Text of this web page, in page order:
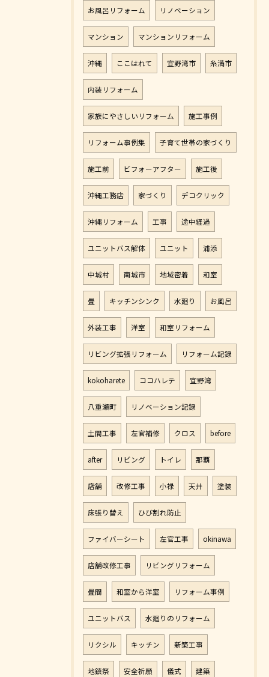
お風呂リフォーム リノベーション
マンション マンションリフォーム
沖縄 ここはれて 宜野湾市 糸満市
内装リフォーム
家族にやさしいリフォーム 施工事例
リフォーム事例集 子育て世帯の家づくり
施工前 ビフォーアフター 施工後
沖縄工務店 家づくり デコクリック
沖縄リフォーム 工事 途中経過
ユニットバス解体 ユニット 浦添
中城村 南城市 地域密着 和室
畳 キッチンシンク 水廻り お風呂
外装工事 洋室 和室リフォーム
リビング拡張リフォーム リフォーム記録
kokoharete ココハレテ 宜野湾
八重瀬町 リノベーション記録
土間工事 左官補修 クロス before
after リビング トイレ 那覇
店舗 改修工事 小禄 天井 塗装
床張り替え ひび割れ防止
ファイバーシート 左官工事 okinawa
店舗改修工事 リビングリフォーム
畳間 和室から洋室 リフォーム事例
ユニットバス 水廻りのリフォーム
リクシル キッチン 新築工事
地鎮祭 安全祈願 儀式 建築